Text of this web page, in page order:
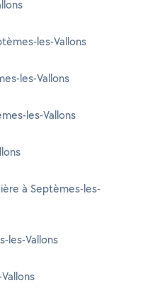
les-Vallons
les-Vallons
les-Vallons
à Septèmes-les-
les-Vallons